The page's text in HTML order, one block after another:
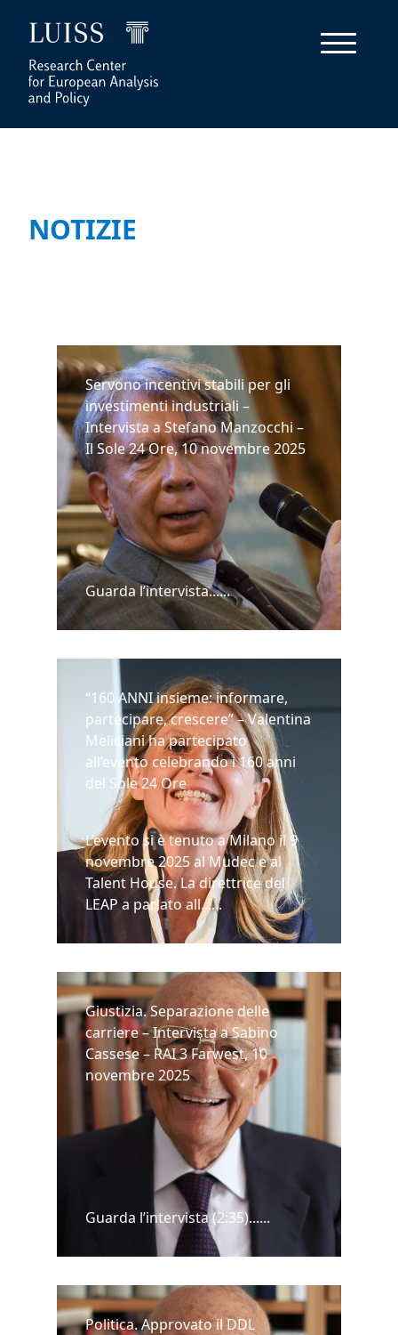
NOTIZIE
Servono incentivi stabili per gli
investimenti industriali –
Intervista a Stefano Manzocchi –
Il Sole 24 Ore, 10 novembre 2025
Guarda l’intervista......
“160 ANNI insieme: informare,
partecipare, crescere” – Valentina
Meliciani ha partecipato
all’evento celebrando i 160 anni
del Sole 24 Ore
L’evento si è tenuto a Milano il 9
novembre 2025 al Mudec e al
Talent House. La direttrice del
LEAP a parlato all......
Giustizia. Separazione delle
carriere – Intervista a Sabino
Cassese – RAI 3 Farwest, 10
novembre 2025
Guarda l’intervista (2:35)......
Politica. Approvato il DDL